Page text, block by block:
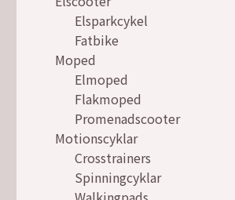
Elsparkcykel
Fatbike
Moped
Elmoped
Flakmoped
Promenadscooter
Motionscyklar
Crosstrainers
Spinningcyklar